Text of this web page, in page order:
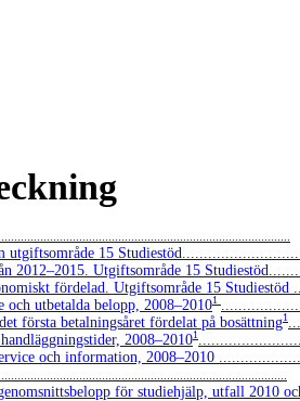
utgiftsområde 15
2012–2015. Utgiftsområde 15
fördelad. Utgiftsområde 15 Studiestöd
och utbetalda belopp, 2008–20101
första betalningsåret fördelat på bosättning1
2008–20101
och information, 2008–2010
för studiehjälp, utfall 2010